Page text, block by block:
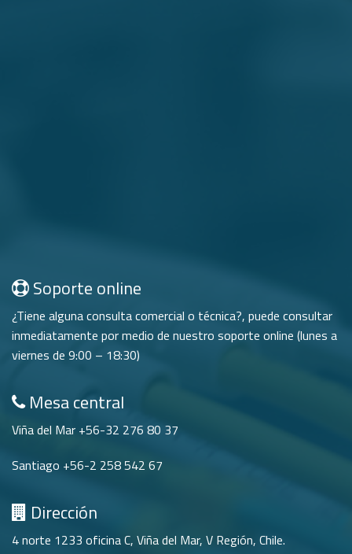
Soporte online
¿Tiene alguna consulta comercial o técnica?, puede consultar
inmediatamente por medio de nuestro soporte online (lunes a
viernes de 9:00 – 18:30)
Mesa central
Viña del Mar +56-32 276 80 37
Santiago +56-2 258 542 67
Dirección
4 norte 1233 oficina C, Viña del Mar, V Región, Chile.